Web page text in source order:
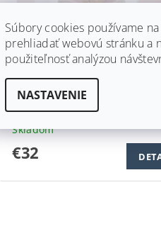
SATÉNOVÁ SVADOBNÁ
POMPADÚRKA ZDOBENÁ
PERLIČKAMI TD-02
Skladom
€32
Súbory cookies používame
prehliadať webovú stránku a
použiteľnosť analýzou
NASTAVENIE